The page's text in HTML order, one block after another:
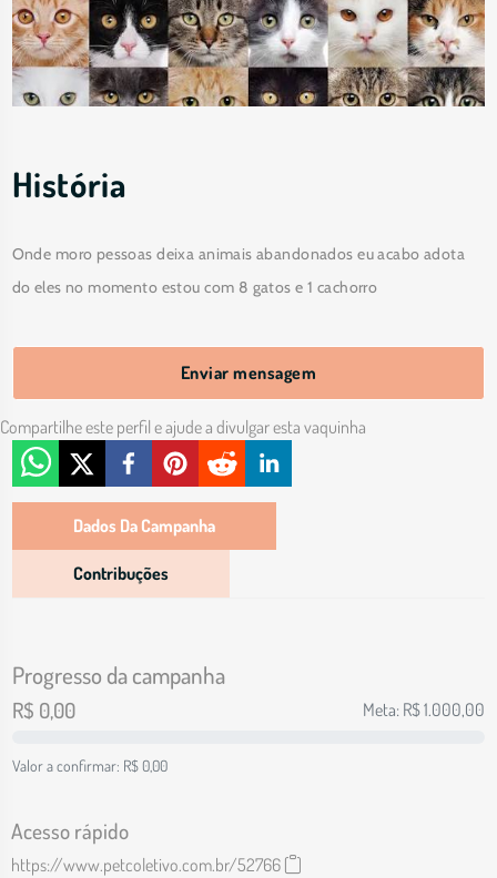
História
Onde moro pessoas deixa animais abandonados eu acabo adota
do eles no momento estou com 8 gatos e 1 cachorro
Enviar mensagem
Compartilhe este perfil e ajude a divulgar esta vaquinha
Dados Da Campanha
Contribuções
Progresso da campanha
R$ 0,00 Meta: R$1.000,00
Valor a confirmar: R$0,00
Acesso rápido
https://www.petcoletivo.com.br/52766